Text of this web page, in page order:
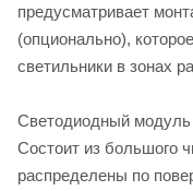
предусматривает
(опционально),
светильники в зонах
Светодиодный модуль
Состоит из большого
распределены по